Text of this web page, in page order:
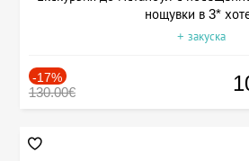
нощувки в 3*
+ закуска
-17%
130.00€